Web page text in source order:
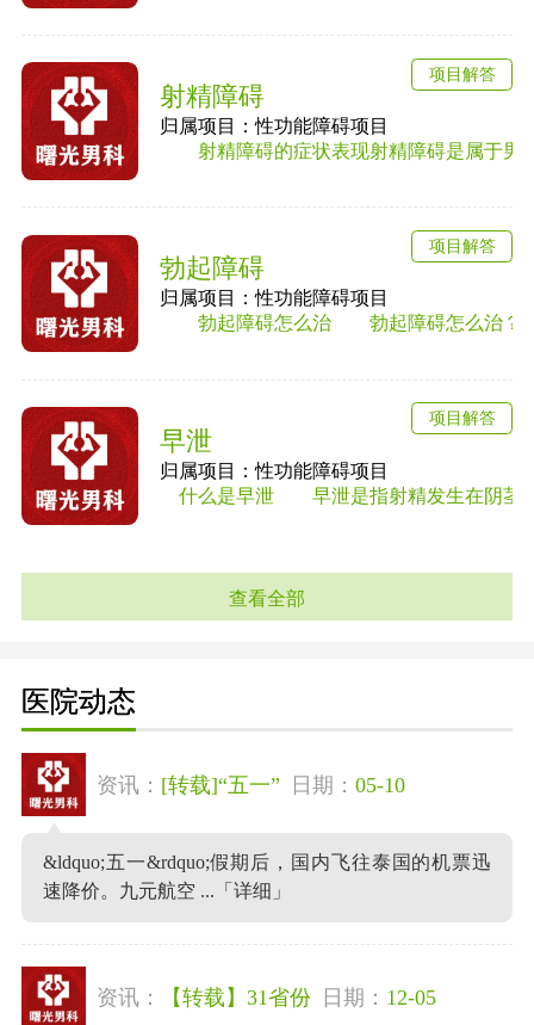
射精障碍
归属项目：性功能障碍项目
射精障碍的症状表现射精障碍是属于男
项目解答
勃起障碍
归属项目：性功能障碍项目
勃起障碍怎么治 勃起障碍怎么治？勃
项目解答
早泄
归属项目：性功能障碍项目
什么是早泄 早泄是指射精发生在阴茎进
项目解答
查看全部
医院动态
资讯： [转载]“五一” 日期： 05-10
&ldquo;五一&rdquo;假期后，国内飞往泰国的机票迅
速降价。九元航空 ... 「详细」
资讯： 【转载】31省份 日期： 12-05